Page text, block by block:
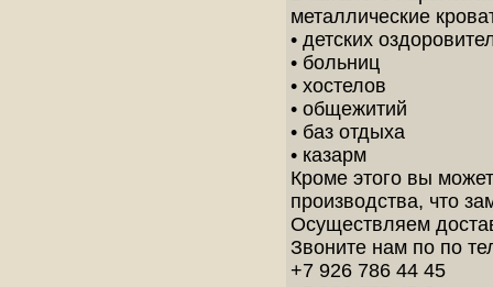
металлические
• детских
• больниц
• хостелов
• общежитий
• баз отдыха
• казарм
Кроме этого вы
производства, что
Осуществляем
Звоните нам по по
+7 926 786 44 45